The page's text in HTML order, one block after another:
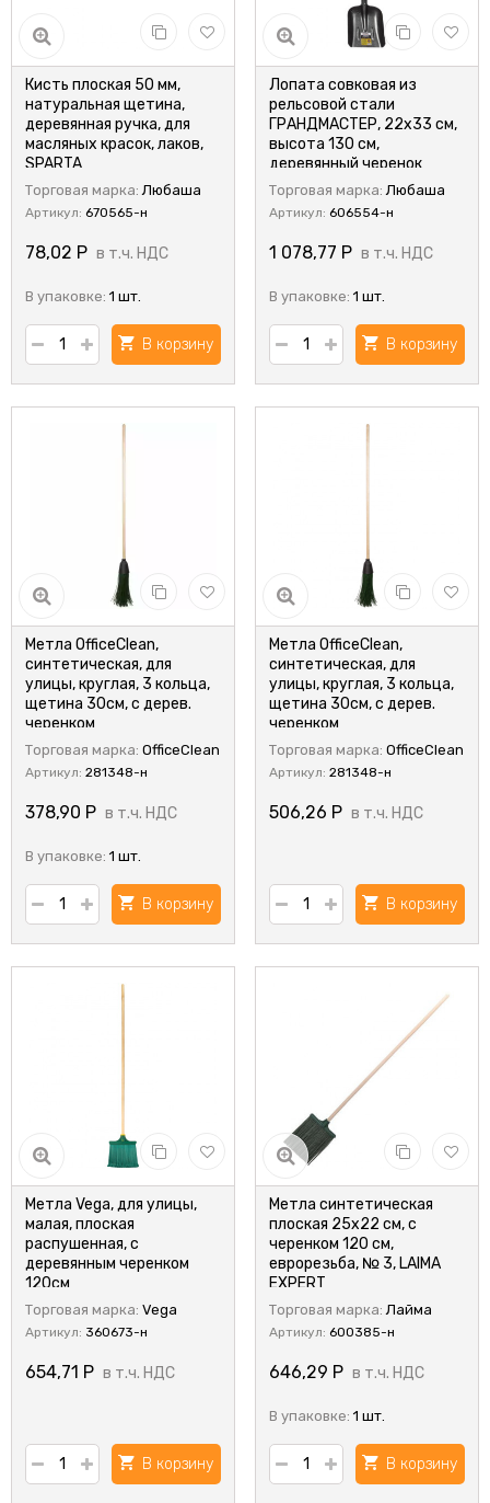
Кисть плоская 50 мм,
натуральная щетина,
деревянная ручка, для
масляных красок, лаков,
SPARTA
Торговая марка: Любаша
Артикул: 670565-н
78,02 Р в т.ч. НДС
В упаковке: 1 шт.
В корзину
Лопата совковая из
рельсовой стали
ГРАНДМАСТЕР, 22х33 см,
высота 130 см,
деревянный черенок
Торговая марка: Любаша
Артикул: 606554-н
1 078,77 Р в т.ч. НДС
В упаковке: 1 шт.
В корзину
Метла OfficeClean,
синтетическая, для
улицы, круглая, 3 кольца,
щетина 30см, с дерев.
черенком
Торговая марка: OfficeClean
Артикул: 281348-н
378,90 Р в т.ч. НДС
В упаковке: 1 шт.
В корзину
Метла OfficeClean,
синтетическая, для
улицы, круглая, 3 кольца,
щетина 30см, с дерев.
черенком
Торговая марка: OfficeClean
Артикул: 281348-н
506,26 Р в т.ч. НДС
В корзину
Метла Vega, для улицы,
малая, плоская
распушенная, с
деревянным черенком
120см
Торговая марка: Vega
Артикул: 360673-н
654,71 Р в т.ч. НДС
В корзину
Метла синтетическая
плоская 25х22 см, с
черенком 120 см,
еврорезьба, № 3, LAIMA
EXPERT
Торговая марка: Лайма
Артикул: 600385-н
646,29 Р в т.ч. НДС
В упаковке: 1 шт.
В корзину